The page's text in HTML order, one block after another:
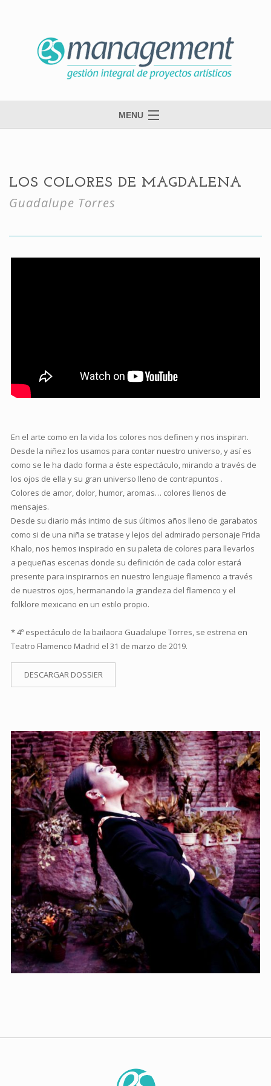
MENU
danza
música
LOS COLORES DE MAGDALENA
Guadalupe Torres
En el arte como en la vida los colores nos definen y nos inspiran.
Desde la niñez los usamos para contar nuestro universo, y así es
como se le ha dado forma a éste espectáculo, mirando a través de
los ojos de ella y su gran universo lleno de contrapuntos .
Colores de amor, dolor, humor, aromas… colores llenos de
mensajes.
Desde su diario más intimo de sus últimos años lleno de garabatos
como si de una niña se tratase y lejos del admirado personaje Frida
Khalo, nos hemos inspirado en su paleta de colores para llevarlos
a pequeñas escenas donde su definición de cada color estará
presente para inspirarnos en nuestro lenguaje flamenco a través
de nuestros ojos, hermanando la grandeza del flamenco y el
folklore mexicano en un estilo propio.
* 4º espectáculo de la bailaora Guadalupe Torres, se estrena en
Teatro Flamenco Madrid el 31 de marzo de 2019.
DESCARGAR DOSSIER